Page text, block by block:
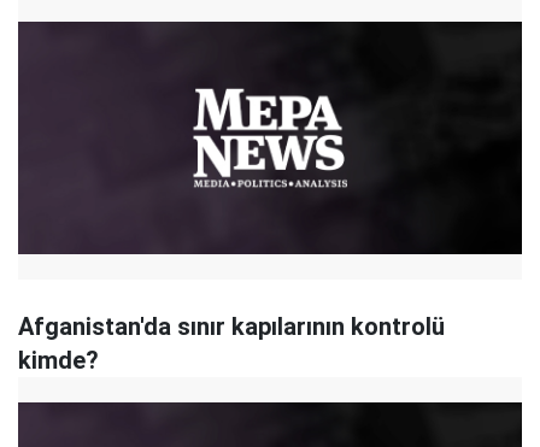
Afganistan'da sınır kapılarının kontrolü
kimde?